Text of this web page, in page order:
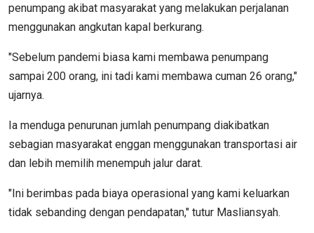
penumpang akibat masyarakat yang melakukan perjalanan
menggunakan angkutan kapal berkurang.
"Sebelum pandemi biasa kami membawa penumpang
sampai 200 orang, ini tadi kami membawa cuman 26 orang,"
ujarnya.
Ia menduga penurunan jumlah penumpang diakibatkan
sebagian masyarakat enggan menggunakan transportasi air
dan lebih memilih menempuh jalur darat.
"Ini berimbas pada biaya operasional yang kami keluarkan
tidak sebanding dengan pendapatan," tutur Masliansyah.